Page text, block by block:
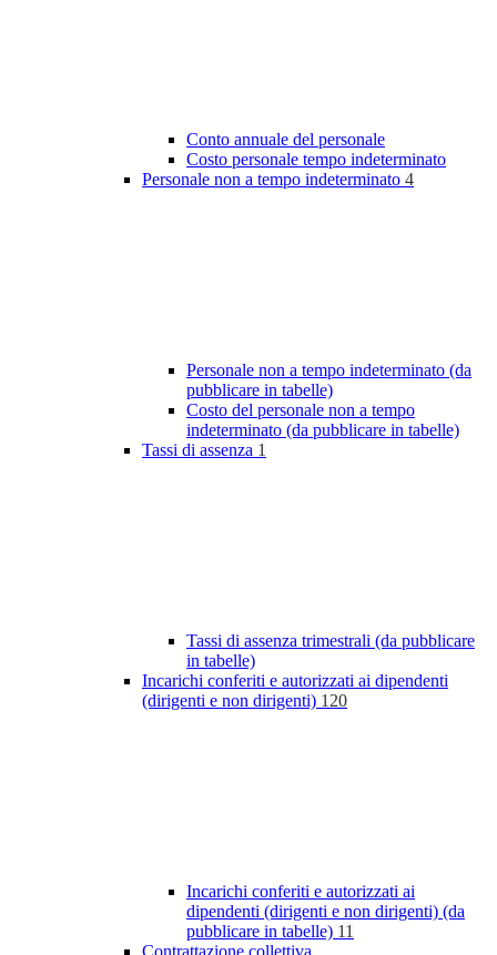
Conto annuale del personale
Costo personale tempo indeterminato
Personale non a tempo indeterminato 4
Personale non a tempo indeterminato (da
pubblicare in tabelle)
Costo del personale non a tempo
indeterminato (da pubblicare in tabelle)
Tassi di assenza 1
Tassi di assenza trimestrali (da pubblicare
in tabelle)
Incarichi conferiti e autorizzati ai dipendenti
(dirigenti e non dirigenti) 120
Incarichi conferiti e autorizzati ai
dipendenti (dirigenti e non dirigenti) (da
pubblicare in tabelle) 11